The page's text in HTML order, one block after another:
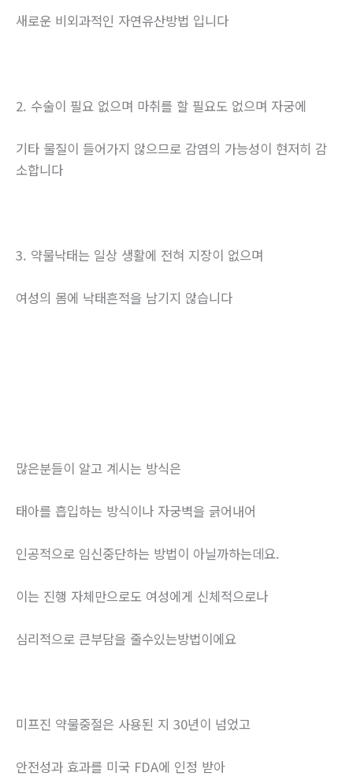
새로운 비외과적인 자연유산방법 입니다
2. 수술이 필요 없으며 마취를 할 필요도 없으며 자궁에
기타 물질이 들어가지 않으므로 감염의 가능성이 현저히 감
소합니다
3. 약물낙태는 일상 생활에 전혀 지장이 없으며
여성의 몸에 낙태흔적을 남기지 않습니다
많은분들이 알고 계시는 방식은
태아를 흡입하는 방식이나 자궁벽을 긁어내어
인공적으로 임신중단하는 방법이 아닐까하는데요.
이는 진행 자체만으로도 여성에게 신체적으로나
심리적으로 큰부담을 줄수있는방법이에요
미프진 약물중절은 사용된 지 30년이 넘었고
안전성과 효과를 미국 FDA에 인정 받아